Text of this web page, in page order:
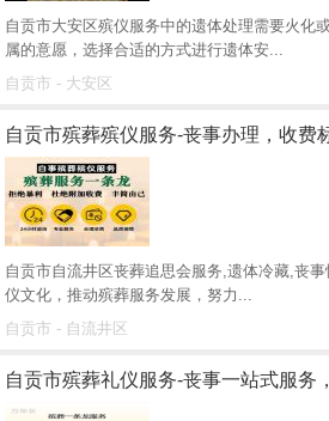
自贡市大安区殡仪服务中的遗体处理需要火化
属的意愿，选择合适的方式进行遗体安...
自贡市 - 大安区
自贡市殡葬殡仪服务-丧事办理，收费
自贡市自流井区丧葬追思会服务,遗体冷藏,丧
仪文化，推动殡葬服务发展，努力...
自贡市 - 自流井区
自贡市殡葬礼仪服务-丧事一站式服务